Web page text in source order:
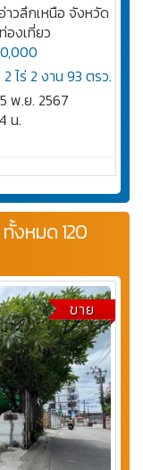
วลึกเหนือ จังหวัด
องเที่ยว
ไร่ 2 งาน 93 ตรว.
5 พ.ย. 2567
น.
งหมด 120
ขาย